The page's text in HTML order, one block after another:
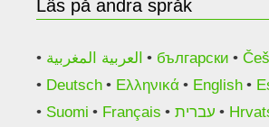
Läs på andra språk
العربية المغربية български
Deutsch
Ελληνικά English
Suomi
Français עברית